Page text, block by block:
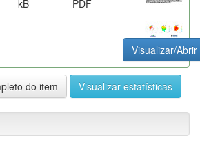
kB
PDF
Visualizar/Abrir
do item Visualizar estatísticas